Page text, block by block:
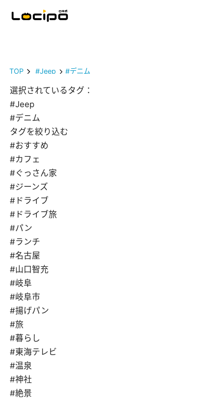
TOP #Jeep #デニム
選択されているタグ：
#Jeep
#デニム
タグを絞り込む
#おすすめ
#カフェ
#ぐっさん家
#ジーンズ
#ドライブ
#ドライブ旅
#パン
#ランチ
#名古屋
#山口智充
#岐阜
#岐阜市
#揚げパン
#旅
#暮らし
#東海テレビ
#温泉
#神社
#絶景